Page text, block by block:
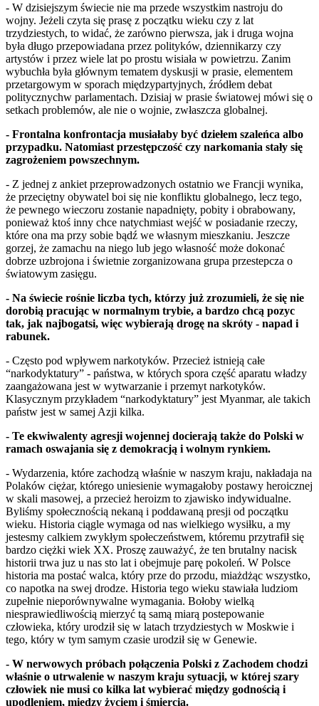
- W dzisiejszym świecie nie ma przede wszystkim nastroju do
wojny. Jeżeli czyta się prasę z początku wieku czy z lat
trzydziestych, to widać, że zarówno pierwsza, jak i druga wojna
była długo przepowiadana przez polityków, dziennikarzy czy
artystów i przez wiele lat po prostu wisiała w powietrzu. Zanim
wybuchła była głównym tematem dyskusji w prasie, elementem
przetargowym w sporach międzypartyjnych, źródłem debat
politycznychw parlamentach. Dzisiaj w prasie światowej mówi się o
setkach problemów, ale nie o wojnie, zwłaszcza globalnej.
- Frontalna konfrontacja musiałaby być dziełem szaleńca albo
przypadku. Natomiast przestępczość czy narkomania stały się
zagrożeniem powszechnym.
- Z jednej z ankiet przeprowadzonych ostatnio we Francji wynika,
że przeciętny obywatel boi się nie konfliktu globalnego, lecz tego,
że pewnego wieczoru zostanie napadnięty, pobity i obrabowany,
ponieważ ktoś inny chce natychmiast wejść w posiadanie rzeczy,
które ona ma przy sobie bądź we własnym mieszkaniu. Jeszcze
gorzej, że zamachu na niego lub jego własność może dokonać
dobrze uzbrojona i świetnie zorganizowana grupa przestepcza o
światowym zasięgu.
- Na świecie rośnie liczba tych, którzy już zrozumieli, że się nie
dorobią pracując w normalnym trybie, a bardzo chcą pozyc
tak, jak najbogatsi, więc wybierają drogę na skróty - napad i
rabunek.
- Często pod wpływem narkotyków. Przecież istnieją całe
“narkodyktatury” - państwa, w których spora część aparatu władzy
zaangażowana jest w wytwarzanie i przemyt narkotyków.
Klasycznym przykładem “narkodyktatury” jest Myanmar, ale takich
państw jest w samej Azji kilka.
- Te ekwiwalenty agresji wojennej docierają także do Polski w
ramach oswajania się z demokracją i wolnym rynkiem.
- Wydarzenia, które zachodzą właśnie w naszym kraju, nakładaja na
Polaków ciężar, którego uniesienie wymagałoby postawy heroicznej
w skali masowej, a przecież heroizm to zjawisko indywidualne.
Byliśmy społecznością nekaną i poddawaną presji od początku
wieku. Historia ciągle wymaga od nas wielkiego wysiłku, a my
jestesmy calkiem zwykłym społeczeństwem, któremu przytrafił się
bardzo ciężki wiek XX. Proszę zauważyć, że ten brutalny nacisk
historii trwa juz u nas sto lat i obejmuje parę pokoleń. W Polsce
historia ma postać walca, który prze do przodu, miażdżąc wszystko,
co napotka na swej drodze. Historia tego wieku stawiała ludziom
zupełnie nieporównywalne wymagania. Bołoby wielką
niesprawiedliwością mierzyć tą samą miarą postepowanie
człowieka, który urodził się w latach trzydziestych w Moskwie i
tego, który w tym samym czasie urodził się w Genewie.
- W nerwowych próbach połączenia Polski z Zachodem chodzi
właśnie o utrwalenie w naszym kraju sytuacji, w której szary
człowiek nie musi co kilka lat wybierać między godnością i
upodleniem, między życiem i śmiercią.